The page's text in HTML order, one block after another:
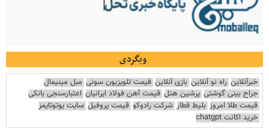
وبگردی
خبرآنلاین راه نو آنلاین بازی آنلاین قیمت تلویزیون سونی مبل مینیمال
جراح بینی گوشتی پرشین هتل قیمت آهن فولاد ایرانیان اعتبارسنجی بانکی
قیمت طلا امروز بلیط قطار شرکت رادوکو قیمت پروفیل سایت یوتوتایمز
خرید اکانت chatgpt